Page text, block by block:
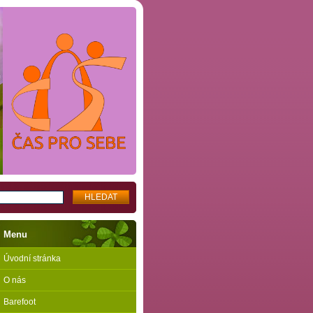
Menu
Úvodní stránka
O nás
Barefoot